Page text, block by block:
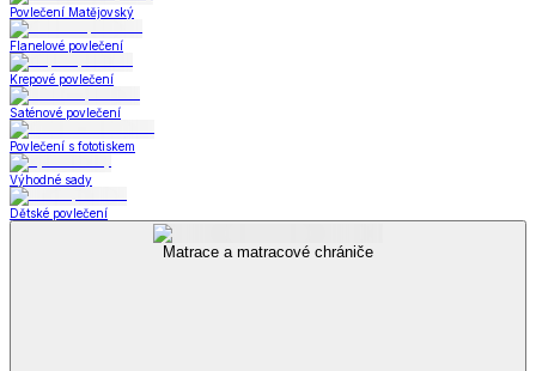
Povlečení Matějovský
Flanelové povlečení
Krepové povlečení
Saténové povlečení
Povlečení s fototiskem
Výhodné sady
Dětské povlečení
Matrace a matracové chrániče